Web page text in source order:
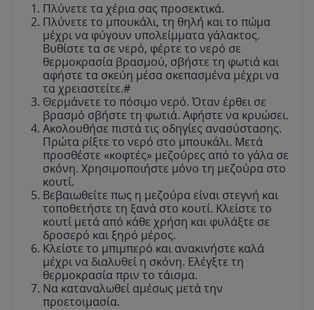
Πλύνετε τα χέρια σας προσεκτικά.
Πλύνετε το μπουκάλι, τη θηλή και το πώμα
μέχρι να φύγουν υπολείμματα γάλακτος.
Βυθίστε τα σε νερό, φέρτε το νερό σε
θερμοκρασία βρασμού, σβήστε τη φωτιά και
αφήστε τα σκεύη μέσα σκεπασμένα μέχρι να
τα χρειαστείτε.#
Θερμάνετε το πόσιμο νερό. Όταν έρθει σε
βρασμό σβήστε τη φωτιά. Αφήστε να κρυώσει.
Ακολουθήσε πιστά τις οδηγίες ανασύστασης.
Πρώτα ρίξτε το νερό στο μπουκάλι. Μετά
προσθέστε «κοφτές» μεζούρες από το γάλα σε
σκόνη. Χρησιμοποιήστε μόνο τη μεζούρα στο
κουτί.
Βεβαιωθείτε πως η μεζούρα είναι στεγνή και
τοποθετήστε τη ξανά στο κουτί. Κλείστε το
κουτί μετά από κάθε χρήση και φυλάξτε σε
δροσερό και ξηρό μέρος.
Κλείστε το μπιμπερό και ανακινήστε καλά
μέχρι να διαλυθεί η σκόνη. Ελέγξτε τη
θερμοκρασία πριν το τάισμα.
Να καταναλωθεί αμέσως μετά την
προετοιμασία.